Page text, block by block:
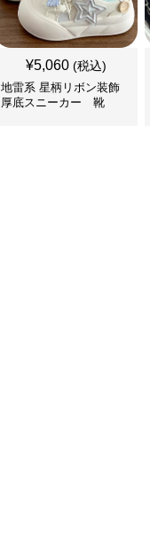
¥5,060 (税込)
地雷系 星柄リボン装飾
厚底スニーカー 靴